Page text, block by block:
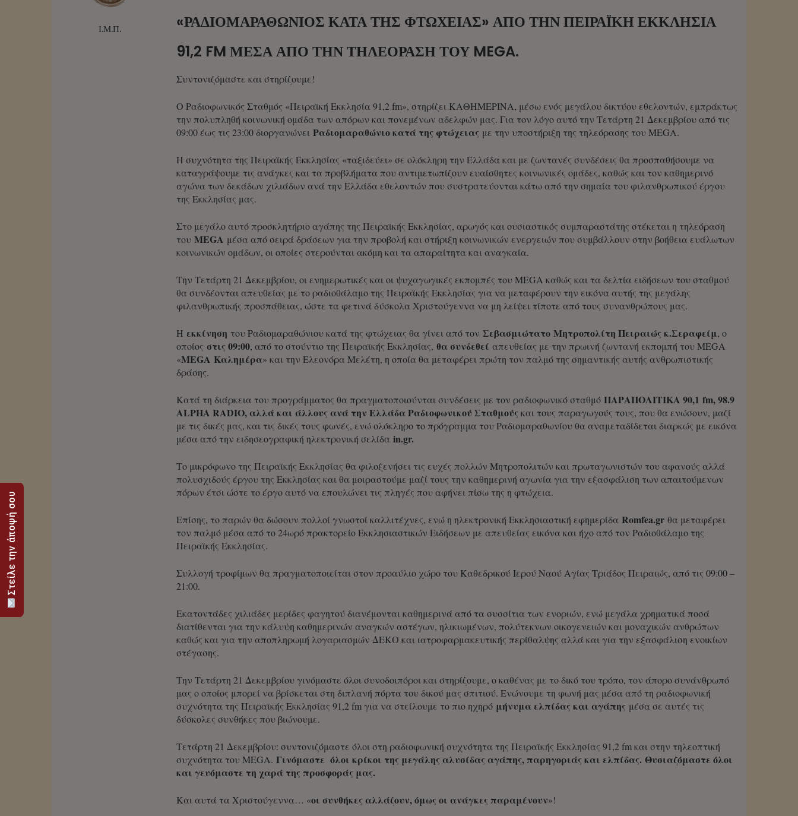
Ι.Μ.Π.
«ΡΑΔΙΟΜΑΡΑΘΏΝΙΟΣ ΚΑΤΆ ΤΗΣ ΦΤΏΧΕΙΑΣ» ΑΠΌ ΤΗΝ ΠΕΙΡΑΪΚΉ ΕΚΚΛΗΣΊΑ
91,2 FM ΜΈΣΑ ΑΠΌ ΤΗΝ ΤΗΛΕΌΡΑΣΗ ΤΟΥ MEGA.
Συντονιζόμαστε και στηρίζουμε!
Ο Ραδιοφωνικός Σταθμός «Πειραϊκή Εκκλησία 91,2 fm», στηρίζει ΚΑΘΗΜΕΡΙΝΑ, μέσω ενός μεγάλου δικτύου εθελοντών, εμπράκτως
την πολυπληθή κοινωνική ομάδα των απόρων και πονεμένων αδελφών μας. Για τον λόγο αυτό την Τετάρτη 21 Δεκεμβρίου από τις
09:00 έως τις 23:00 διοργανώνει Ραδιομαραθώνιο κατά της φτώχειας με την υποστήριξη της τηλεόρασης του MEGA.
Η συχνότητα της Πειραϊκής Εκκλησίας «ταξιδεύει» σε ολόκληρη την Ελλάδα και με ζωντανές συνδέσεις θα προσπαθήσουμε να
καταγράψουμε τις ανάγκες και τα προβλήματα που αντιμετωπίζουν ευαίσθητες κοινωνικές ομάδες, καθώς και τον καθημερινό
αγώνα των δεκάδων χιλιάδων ανά την Ελλάδα εθελοντών που συστρατεύονται κάτω από την σημαία του φιλανθρωπικού έργου
της Εκκλησίας μας.
Στο μεγάλο αυτό προσκλητήριο αγάπης της Πειραϊκής Εκκλησίας, αρωγός και ουσιαστικός συμπαραστάτης στέκεται η τηλεόραση
του MEGA μέσα από σειρά δράσεων για την προβολή και στήριξη κοινωνικών ενεργειών που συμβάλλουν στην βοήθεια ευάλωτων
κοινωνικών ομάδων, οι οποίες στερούνται ακόμη και τα απαραίτητα και αναγκαία.
Την Τετάρτη 21 Δεκεμβρίου, οι ενημερωτικές και οι ψυχαγωγικές εκπομπές του MEGA καθώς και τα δελτία ειδήσεων του σταθμού
θα συνδέονται απευθείας με το ραδιοθάλαμο της Πειραϊκής Εκκλησίας για να μεταφέρουν την εικόνα αυτής της μεγάλης
φιλανθρωπικής προσπάθειας, ώστε τα φετινά δύσκολα Χριστούγεννα να μη λείψει τίποτε από τους συνανθρώπους μας.
Η εκκίνηση του Ραδιομαραθώνιου κατά της φτώχειας θα γίνει από τον Σεβασμιώτατο Μητροπολίτη Πειραιώς κ.Σεραφείμ, ο
οποίος στις 09:00, από το στούντιο της Πειραϊκής Εκκλησίας, θα συνδεθεί απευθείας με την πρωινή ζωντανή εκπομπή του MEGA
«MEGA Καλημέρα» και την Ελεονόρα Μελέτη, η οποία θα μεταφέρει πρώτη τον παλμό της σημαντικής αυτής ανθρωπιστικής
δράσης.
Κατά τη διάρκεια του προγράμματος θα πραγματοποιούνται συνδέσεις με τον ραδιοφωνικό σταθμό ΠΑΡΑΠΟΛΙΤΙΚΑ 90,1 fm, 98.9
ALPHA RADIO, αλλά και άλλους ανά την Ελλάδα Ραδιοφωνικού Σταθμούς και τους παραγωγούς τους, που θα ενώσουν, μαζί
με τις δικές μας, και τις δικές τους φωνές, ενώ ολόκληρο το πρόγραμμα του Ραδιομαραθωνίου θα αναμεταδίδεται διαρκώς με εικόνα
μέσα από την ειδησεογραφική ηλεκτρονική σελίδα in.gr.
Το μικρόφωνο της Πειραϊκής Εκκλησίας θα φιλοξενήσει τις ευχές πολλών Μητροπολιτών και πρωταγωνιστών του αφανούς αλλά
πολυσχιδούς έργου της Εκκλησίας και θα μοιραστούμε μαζί τους την καθημερινή αγωνία για την εξασφάλιση των απαιτούμενων
πόρων έτσι ώστε το έργο αυτό να επουλώνει τις πληγές που αφήνει πίσω της η φτώχεια.
Επίσης, το παρών θα δώσουν πολλοί γνωστοί καλλιτέχνες, ενώ η ηλεκτρονική Εκκλησιαστική εφημερίδα Romfea.gr θα μεταφέρει
τον παλμό μέσα από το 24ωρό πρακτορείο Εκκλησιαστικών Ειδήσεων με απευθείας εικόνα και ήχο από τον Ραδιοθάλαμο της
Πειραϊκής Εκκλησίας.
Συλλογή τροφίμων θα πραγματοποιείται στον προαύλιο χώρο του Καθεδρικού Ιερού Ναού Αγίας Τριάδος Πειραιώς, από τις 09:00 –
21:00.
Εκατοντάδες χιλιάδες μερίδες φαγητού διανέμονται καθημερινά από τα συσσίτια των ενοριών, ενώ μεγάλα χρηματικά ποσά
διατίθενται για την κάλυψη καθημερινών αναγκών αστέγων, ηλικιωμένων, πολύτεκνων οικογενειών και μοναχικών ανθρώπων
καθώς και για την αποπληρωμή λογαριασμών ΔΕΚΟ και ιατροφαρμακευτικής περίθαλψης αλλά και για την εξασφάλιση ενοικίων
στέγασης.
Την Τετάρτη 21 Δεκεμβρίου γινόμαστε όλοι συνοδοιπόροι και στηρίζουμε, ο καθένας με το δικό του τρόπο, τον άπορο συνάνθρωπό
μας ο οποίος μπορεί να βρίσκεται στη διπλανή πόρτα του δικού μας σπιτιού. Ενώνουμε τη φωνή μας μέσα από τη ραδιοφωνική
συχνότητα της Πειραϊκής Εκκλησίας 91,2 fm για να στείλουμε το πιο ηχηρό μήνυμα ελπίδας και αγάπης μέσα σε αυτές τις
δύσκολες συνθήκες που βιώνουμε.
Τετάρτη 21 Δεκεμβρίου: συντονιζόμαστε όλοι στη ραδιοφωνική συχνότητα της Πειραϊκής Εκκλησίας 91,2 fm και στην τηλεοπτική
συχνότητα του MEGA. Γινόμαστε όλοι κρίκοι της μεγάλης αλυσίδας αγάπης, παρηγοριάς και ελπίδας. Θυσιαζόμαστε όλοι
και γευόμαστε τη χαρά της προσφοράς μας.
Και αυτά τα Χριστούγεννα… «οι συνθήκες αλλάζουν, όμως οι ανάγκες παραμένουν»!
Στείλε την άποψή σου